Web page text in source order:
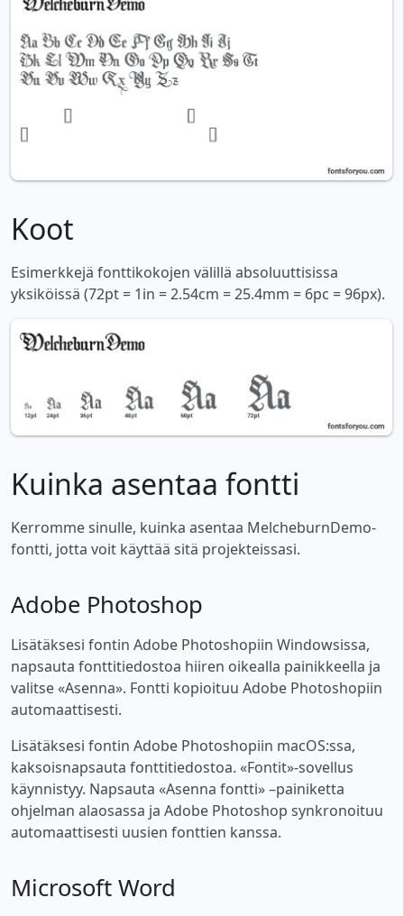
Koot
Esimerkkejä fonttikokojen välillä absoluuttisissa
yksiköissä (72pt = 1in = 2.54cm = 25.4mm = 6pc = 96px).
Kuinka asentaa fontti
Kerromme sinulle, kuinka asentaa MelcheburnDemo-
fontti, jotta voit käyttää sitä projekteissasi.
Adobe Photoshop
Lisätäksesi fontin Adobe Photoshopiin Windowsissa,
napsauta fonttitiedostoa hiiren oikealla painikkeella ja
valitse «Asenna». Fontti kopioituu Adobe Photoshopiin
automaattisesti.
Lisätäksesi fontin Adobe Photoshopiin macOS:ssa,
kaksoisnapsauta fonttitiedostoa. «Fontit»-sovellus
käynnistyy. Napsauta «Asenna fontti» –painiketta
ohjelman alaosassa ja Adobe Photoshop synkronoituu
automaattisesti uusien fonttien kanssa.
Microsoft Word